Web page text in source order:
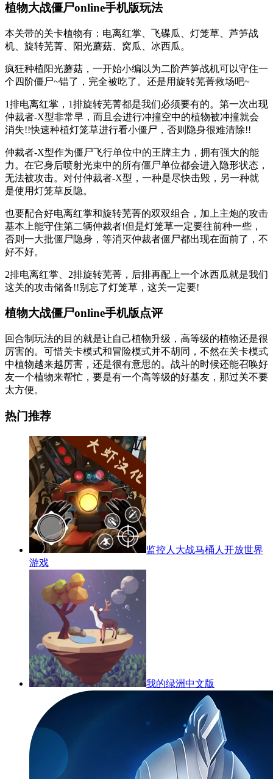
植物大战僵尸online手机版玩法
本关带的关卡植物有：电离红掌、飞碟瓜、灯笼草、芦笋战
机、旋转芜菁、阳光蘑菇、窝瓜、冰西瓜。
疯狂种植阳光蘑菇，一开始小编以为二阶芦笋战机可以守住一
个四阶僵尸~错了，完全被吃了。还是用旋转芜菁救场吧~
1排电离红掌，1排旋转芜菁都是我们必须要有的。第一次出现
仲裁者-X型非常早，而且会进行冲撞空中的植物被冲撞就会
消失!!快速种植灯笼草进行看小僵尸，否则隐身很难清除!!
仲裁者-X型作为僵尸飞行单位中的王牌主力，拥有强大的能
力。在它身后喷射光束中的所有僵尸单位都会进入隐形状态，
无法被攻击。对付仲裁者-X型，一种是尽快击毁，另一种就
是使用灯笼草反隐。
也要配合好电离红掌和旋转芜菁的双双组合，加上主炮的攻击
基本上能守住第二辆仲裁者!但是灯笼草一定要往前种一些，
否则一大批僵尸隐身，等消灭仲裁者僵尸都出现在面前了，不
好不好。
2排电离红掌、2排旋转芜菁，后排再配上一个冰西瓜就是我们
这关的攻击储备!!别忘了灯笼草，这关一定要!
植物大战僵尸online手机版点评
回合制玩法的目的就是让自己植物升级，高等级的植物还是很
厉害的。可惜关卡模式和冒险模式并不胡同，不然在关卡模式
中植物越来越厉害，还是很有意思的。战斗的时候还能召唤好
友一个植物来帮忙，要是有一个高等级的好基友，那过关不要
太方便。
热门推荐
监控人大战马桶人开放世界
游戏
我的绿洲中文版